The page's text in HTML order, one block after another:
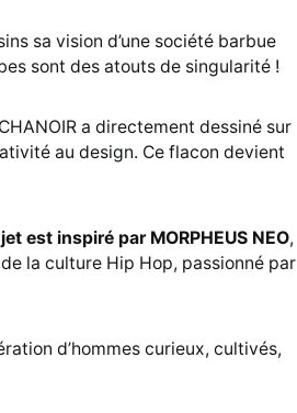
sa vision d’une société barbue
sont des atouts de singularité !
a directement dessiné sur
au design. Ce flacon devient
est inspiré par MORPHEUS NEO,
la culture Hip Hop, passionné par
d’hommes curieux, cultivés,